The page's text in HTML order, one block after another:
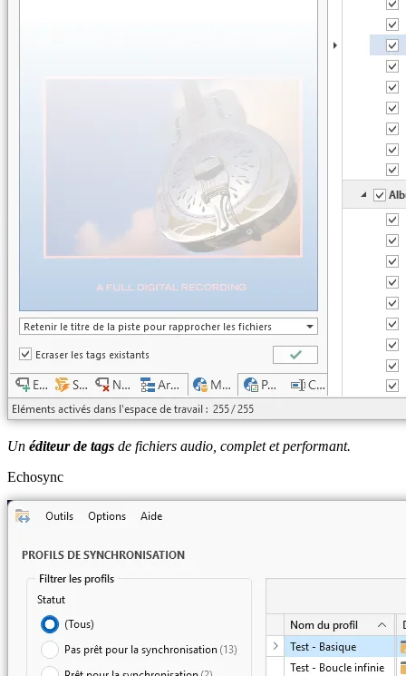
Un éditeur de tags de fichiers audio, complet et performant.
Echosync